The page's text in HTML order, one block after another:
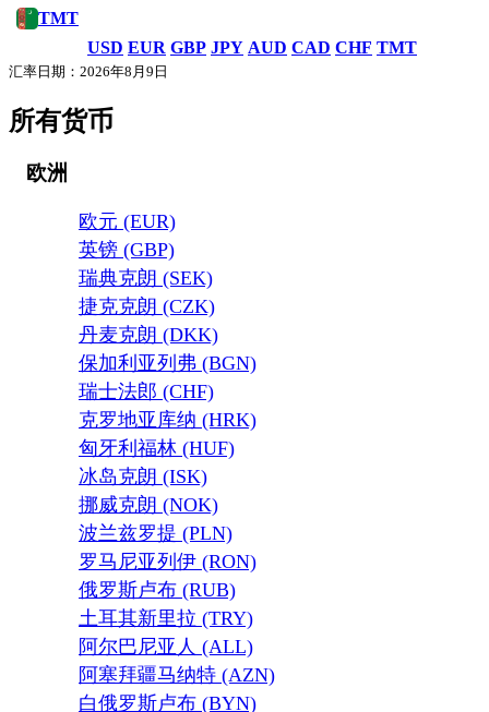
TMT
USD EUR GBP JPY AUD CAD CHF TMT
汇率日期：2026年8月9日
所有货币
欧洲
欧元 (EUR)
英镑 (GBP)
瑞典克朗 (SEK)
捷克克朗 (CZK)
丹麦克朗 (DKK)
保加利亚列弗 (BGN)
瑞士法郎 (CHF)
克罗地亚库纳 (HRK)
匈牙利福林 (HUF)
冰岛克朗 (ISK)
挪威克朗 (NOK)
波兰兹罗提 (PLN)
罗马尼亚列伊 (RON)
俄罗斯卢布 (RUB)
土耳其新里拉 (TRY)
阿尔巴尼亚人 (ALL)
阿塞拜疆马纳特 (AZN)
白俄罗斯卢布 (BYN)